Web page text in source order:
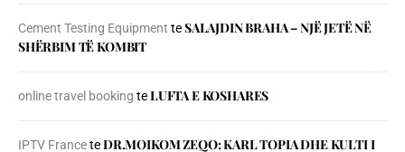
Cement Testing Equipment teSALAJDIN BRAHA – NJЁ JETЁ NЁ
SHЁRBIM TЁ KOMBIT
online travel booking teLUFTA E KOSHARES
IPTV FranceteDR.MOIKOM ZEQO: KARL TOPIA DHE KULTI I